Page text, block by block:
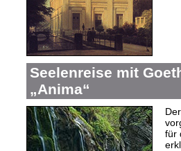
Seelenreise mit
„Anima“
für